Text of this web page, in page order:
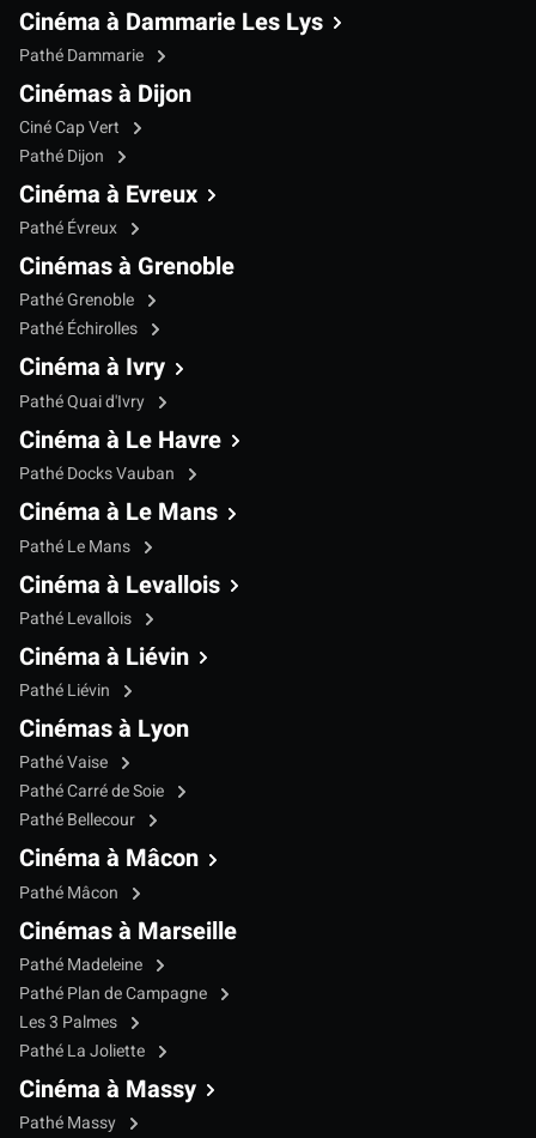
Cinéma à Dammarie Les Lys
Pathé Dammarie
Cinémas à Dijon
Ciné Cap Vert
Pathé Dijon
Cinéma à Evreux
Pathé Évreux
Cinémas à Grenoble
Pathé Grenoble
Pathé Échirolles
Cinéma à Ivry
Pathé Quai d'Ivry
Cinéma à Le Havre
Pathé Docks Vauban
Cinéma à Le Mans
Pathé Le Mans
Cinéma à Levallois
Pathé Levallois
Cinéma à Liévin
Pathé Liévin
Cinémas à Lyon
Pathé Vaise
Pathé Carré de Soie
Pathé Bellecour
Cinéma à Mâcon
Pathé Mâcon
Cinémas à Marseille
Pathé Madeleine
Pathé Plan de Campagne
Les 3 Palmes
Pathé La Joliette
Cinéma à Massy
Pathé Massy